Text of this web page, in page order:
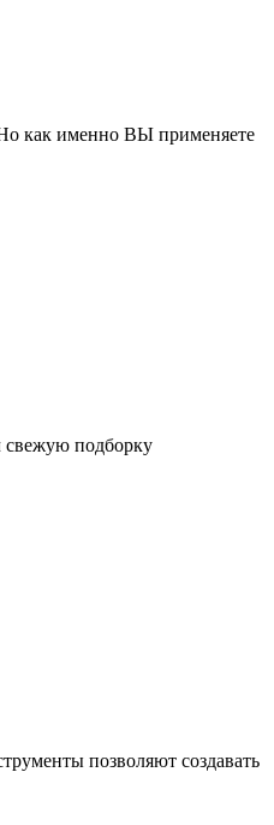
как именно ВЫ применяете
свежую подборку
позволяют создавать